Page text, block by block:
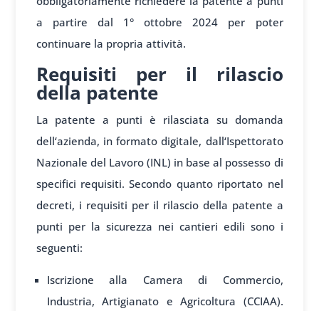
a partire dal 1° ottobre 2024 per poter
continuare la propria attività.
Requisiti per il rilascio
della patente
La patente a punti è rilasciata su domanda
dell‘azienda, in formato digitale, dall‘Ispettorato
Nazionale del Lavoro (INL) in base al possesso di
specifici requisiti.Secondo quanto riportato nel
decreti, i requisiti per il rilascio della patente a
punti per la sicurezza nei cantieri edili sono i
seguenti:
Iscrizione alla Camera di Commercio,
Industria, Artigianato e Agricoltura (CCIAA).